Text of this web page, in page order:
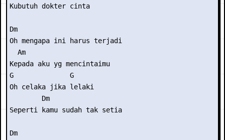
Kubutuh dokter cinta
Dm
Oh mengapa ini harus terjadi
  Am
Kepada aku yg mencintaimu
G              G
Oh celaka jika lelaki
        Dm
Seperti kamu sudah tak setia
Dm